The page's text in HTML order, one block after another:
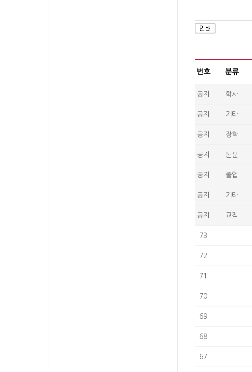
번호 분류
공지 학사
공지 기타
공지 장학
공지 논문
공지 졸업
공지 기타
공지 교직
73
72
71
70
69
68
67